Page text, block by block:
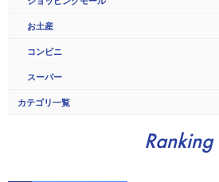
お土産
コンビニ
スーパー
カテゴリ一覧
Ranking